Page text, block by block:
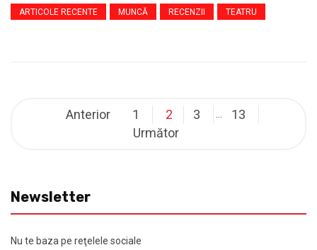
ARTICOLE RECENTE MUNCĂ RECENZII TEATRU
Anterior 1 2 3
13
Următor
Newsletter
Nu te baza pe reţelele sociale